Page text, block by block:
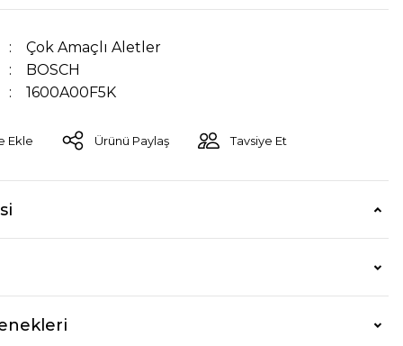
Çok Amaçlı Aletler
BOSCH
1600A00F5K
Ürünü Paylaş Tavsiye Et